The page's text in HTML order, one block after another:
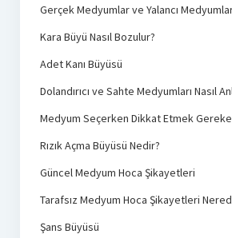
Gerçek Medyumlar ve Yalancı
Kara Büyü Nasıl Bozulur?
Adet Kanı Büyüsü
Dolandırıcı ve Sahte Medyumları Nasıl
Medyum Seçerken Dikkat Etmek
Rızık Açma Büyüsü Nedir?
Güncel Medyum Hoca Şikayetleri
Tarafsız Medyum Hoca Şikayetleri
Şans Büyüsü